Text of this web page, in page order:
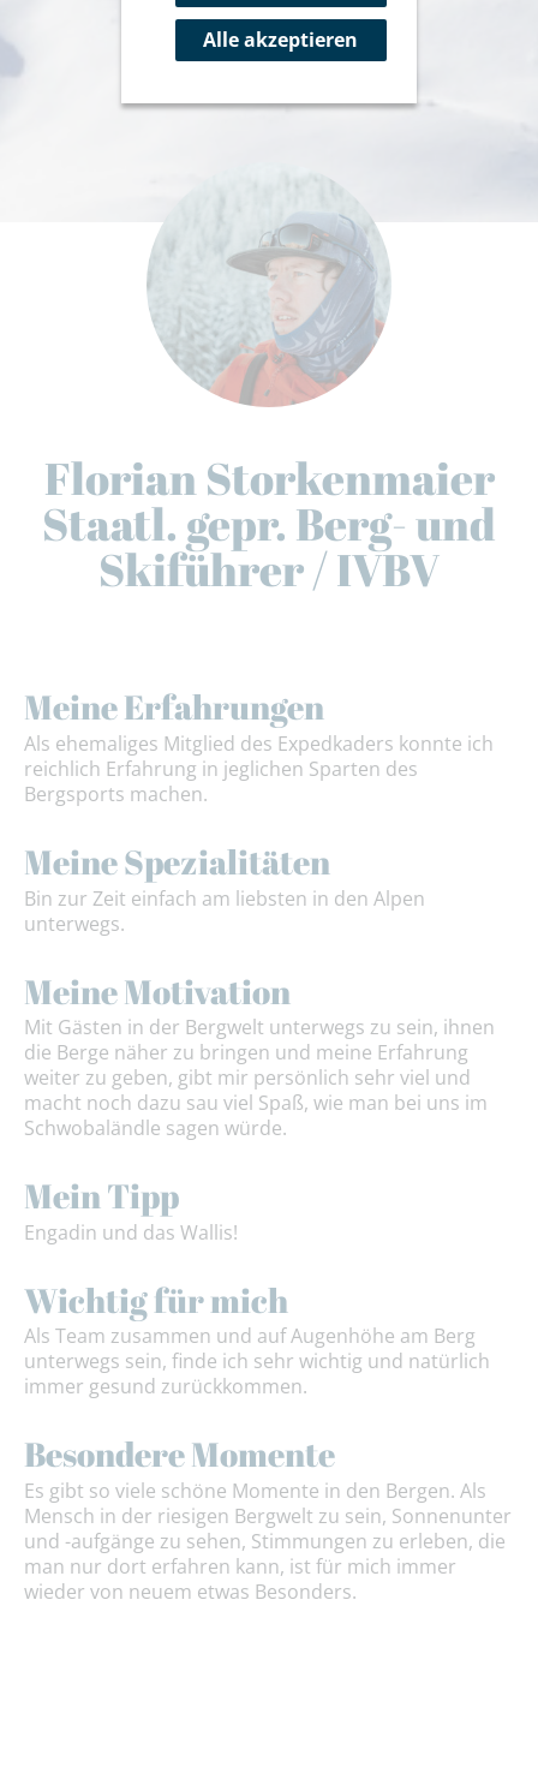
Florian Storkenmaier
Staatl. gepr. Berg- und
Skiführer / IVBV
Meine Erfahrungen
Als ehemaliges Mitglied des Expedkaders konnte ich
reichlich Erfahrung in jeglichen Sparten des
Bergsports machen.
Meine Spezialitäten
Bin zur Zeit einfach am liebsten in den Alpen
unterwegs.
Meine Motivation
Mit Gästen in der Bergwelt unterwegs zu sein, ihnen
die Berge näher zu bringen und meine Erfahrung
weiter zu geben, gibt mir persönlich sehr viel und
macht noch dazu sau viel Spaß, wie man bei uns im
Schwobaländle sagen würde.
Mein Tipp
Engadin und das Wallis!
Wichtig für mich
Als Team zusammen und auf Augenhöhe am Berg
unterwegs sein, finde ich sehr wichtig und natürlich
immer gesund zurückkommen.
Besondere Momente
Es gibt so viele schöne Momente in den Bergen. Als
Mensch in der riesigen Bergwelt zu sein, Sonnenunter
und -aufgänge zu sehen, Stimmungen zu erleben, die
man nur dort erfahren kann, ist für mich immer
wieder von neuem etwas Besonders.
Alle akzeptieren